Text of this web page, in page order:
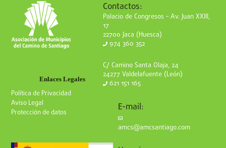
Enlaces Legales
Política de Privacidad
Aviso Legal
Protección de datos
Contactos:
Palacio de Congresos – Av. Juan XXIII,
17
22700 Jaca (Huesca)
974 360 352
C/ Camino Santa Olaja, 24
24277 Valdelafuente (León)
621 151 165
E-mail:
amcs@amcsantiago.com